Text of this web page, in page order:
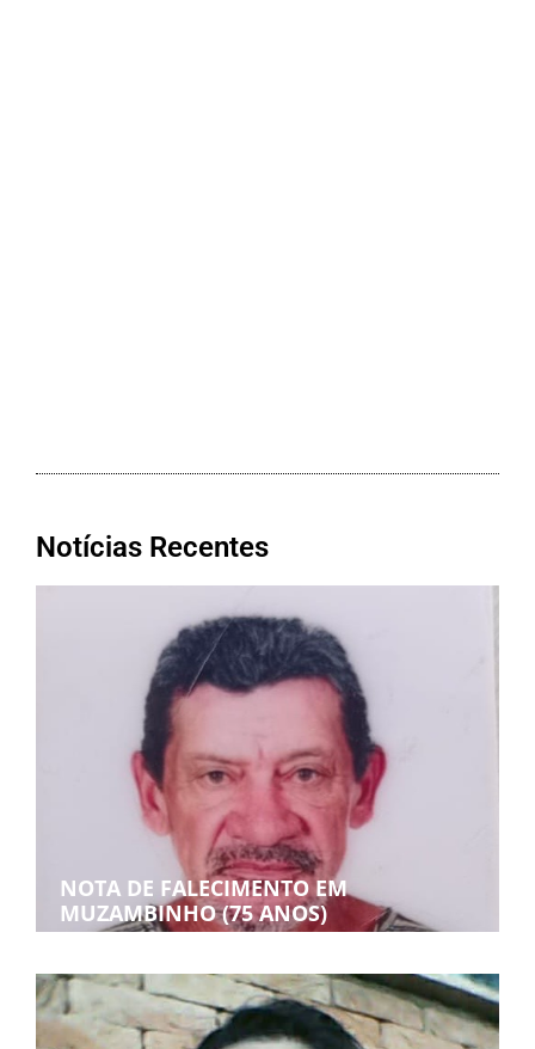
Notícias Recentes
NOTA DE FALECIMENTO EM
MUZAMBINHO (75 ANOS)